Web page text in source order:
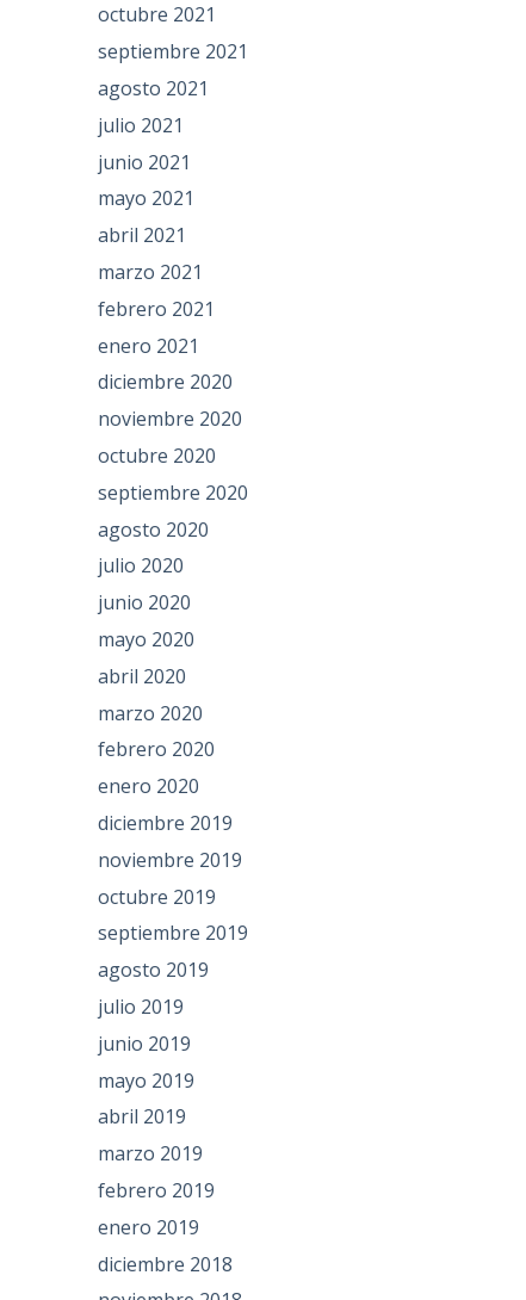
octubre 2021
septiembre 2021
agosto 2021
julio 2021
junio 2021
mayo 2021
abril 2021
marzo 2021
febrero 2021
enero 2021
diciembre 2020
noviembre 2020
octubre 2020
septiembre 2020
agosto 2020
julio 2020
junio 2020
mayo 2020
abril 2020
marzo 2020
febrero 2020
enero 2020
diciembre 2019
noviembre 2019
octubre 2019
septiembre 2019
agosto 2019
julio 2019
junio 2019
mayo 2019
abril 2019
marzo 2019
febrero 2019
enero 2019
diciembre 2018